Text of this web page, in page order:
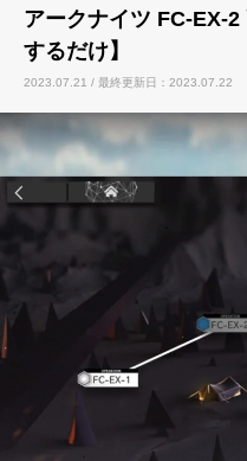
アークナイツ FC-EX-
するだけ】
2023.07.21 / 最終更新日：2023.07.22